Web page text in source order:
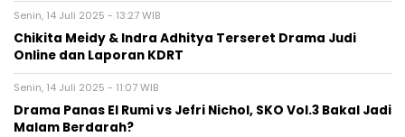
Senin, 14 Juli 2025 - 13:27 WIB
Chikita Meidy & Indra Adhitya Terseret Drama Judi
Online dan Laporan KDRT
Senin, 14 Juli 2025 - 11:07 WIB
Drama Panas El Rumi vs Jefri Nichol, SKO Vol.3 Bakal Jadi
Malam Berdarah?